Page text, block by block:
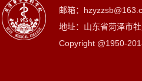
邮箱：
地址：山东省菏泽市
Copyright @1950-